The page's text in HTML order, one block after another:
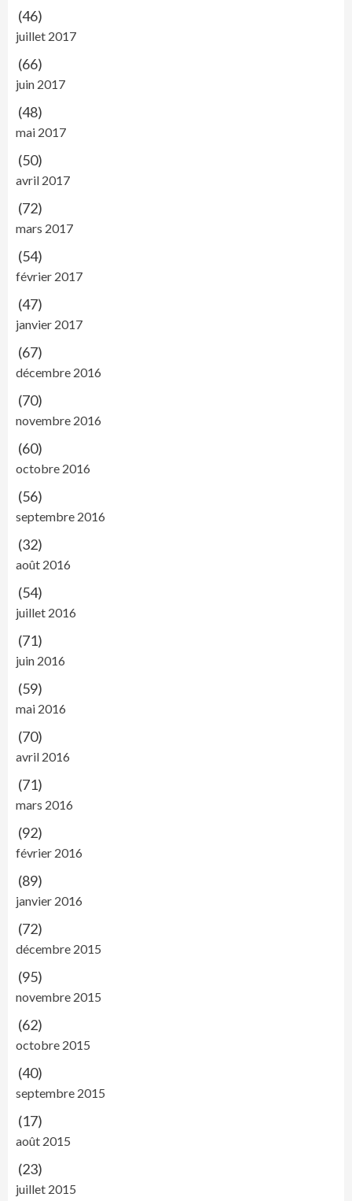
(46)
juillet 2017
(66)
juin 2017
(48)
mai 2017
(50)
avril 2017
(72)
mars 2017
(54)
février 2017
(47)
janvier 2017
(67)
décembre 2016
(70)
novembre 2016
(60)
octobre 2016
(56)
septembre 2016
(32)
août 2016
(54)
juillet 2016
(71)
juin 2016
(59)
mai 2016
(70)
avril 2016
(71)
mars 2016
(92)
février 2016
(89)
janvier 2016
(72)
décembre 2015
(95)
novembre 2015
(62)
octobre 2015
(40)
septembre 2015
(17)
août 2015
(23)
juillet 2015